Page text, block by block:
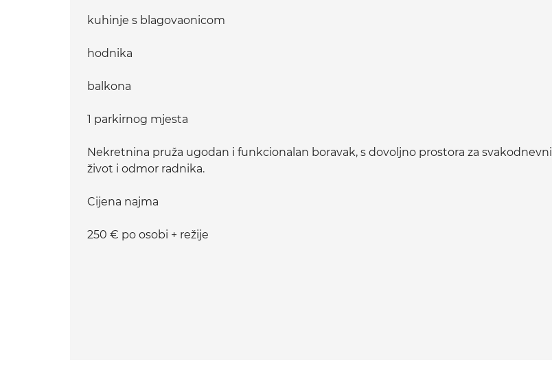
kuhinje s blagovaonicom
hodnika
balkona
1 parkirnog mjesta
Nekretnina pruža ugodan i funkcionalan boravak, s dovoljno prostora za svakodnevni
život i odmor radnika.
Cijena najma
250 € po osobi + režije